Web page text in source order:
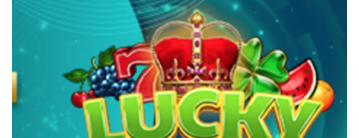
Главен
редактор:
Колев,
office@flagman.bg
Коментарите